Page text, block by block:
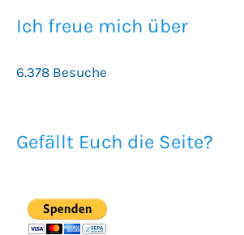
Ich freue mich über
6.378 Besuche
Gefällt Euch die Seite?